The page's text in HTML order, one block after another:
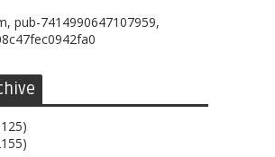
pub-7414990647107959,